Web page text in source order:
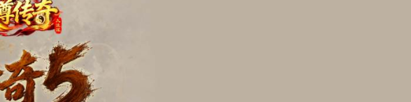
龙虾霸王服
|
魔兽争霸3
|
超变单职业
|
红色警戒2